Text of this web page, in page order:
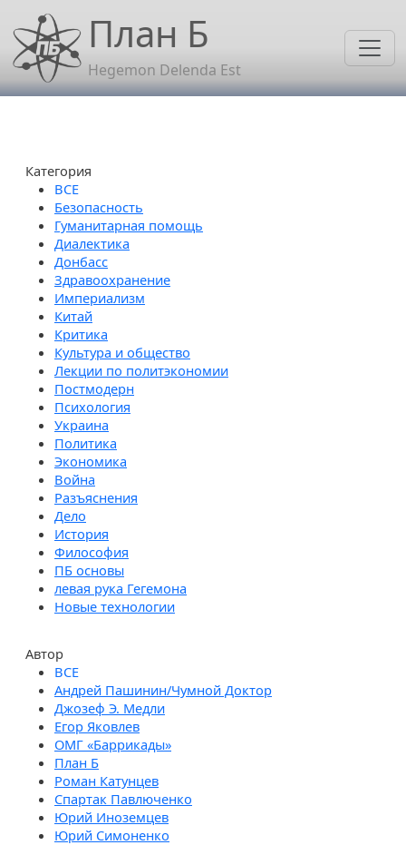
Перейти к основному содержанию
План Б
Hegemon Delenda Est
Категория
Безопасность
Гуманитарная помощь
Диалектика
Донбасс
Здравоохранение
Империализм
Китай
Критика
Культура и общество
Лекции по политэкономии
Постмодерн
Психология
Украина
Политика
Экономика
Война
Разъяснения
Дело
История
Философия
ПБ основы
левая рука Гегемона
Новые технологии
Автор
Андрей Пашинин/Чумной Доктор
Джозеф Э. Медли
Егор Яковлев
ОМГ «Баррикады»
План Б
Роман Катунцев
Спартак Павлюченко
Юрий Иноземцев
Юрий Симоненко